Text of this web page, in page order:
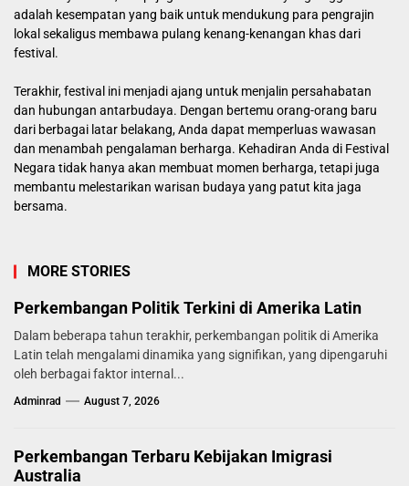
adalah kesempatan yang baik untuk mendukung para pengrajin
lokal sekaligus membawa pulang kenang-kenangan khas dari
festival.
Terakhir, festival ini menjadi ajang untuk menjalin persahabatan
dan hubungan antarbudaya. Dengan bertemu orang-orang baru
dari berbagai latar belakang, Anda dapat memperluas wawasan
dan menambah pengalaman berharga. Kehadiran Anda di Festival
Negara tidak hanya akan membuat momen berharga, tetapi juga
membantu melestarikan warisan budaya yang patut kita jaga
bersama.
MORE STORIES
Perkembangan Politik Terkini di Amerika Latin
Dalam beberapa tahun terakhir, perkembangan politik di Amerika
Latin telah mengalami dinamika yang signifikan, yang dipengaruhi
oleh berbagai faktor internal...
Adminrad August 7, 2026
Perkembangan Terbaru Kebijakan Imigrasi
Australia